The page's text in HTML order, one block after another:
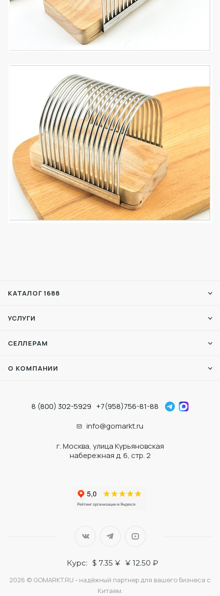
КАТАЛОГ 1688
УСЛУГИ
СЕЛЛЕРАМ
О КОМПАНИИ
8 (800) 302-5929 +7(958)756-81-88
info@gomarkt.ru
г. Москва, улица Курьяновская
набережная д. 6, стр. 2
Курс: $ 7.35 ¥ ¥ 12.50 ₽
2026 © GOMARKT.RU - надёжный партнер для вашего бизнеса с
Китаем.